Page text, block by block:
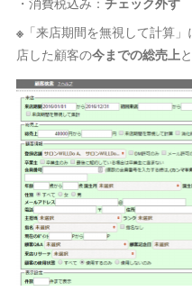
※ 「来店期間を無視して計算
店した顧客の今までの総売上